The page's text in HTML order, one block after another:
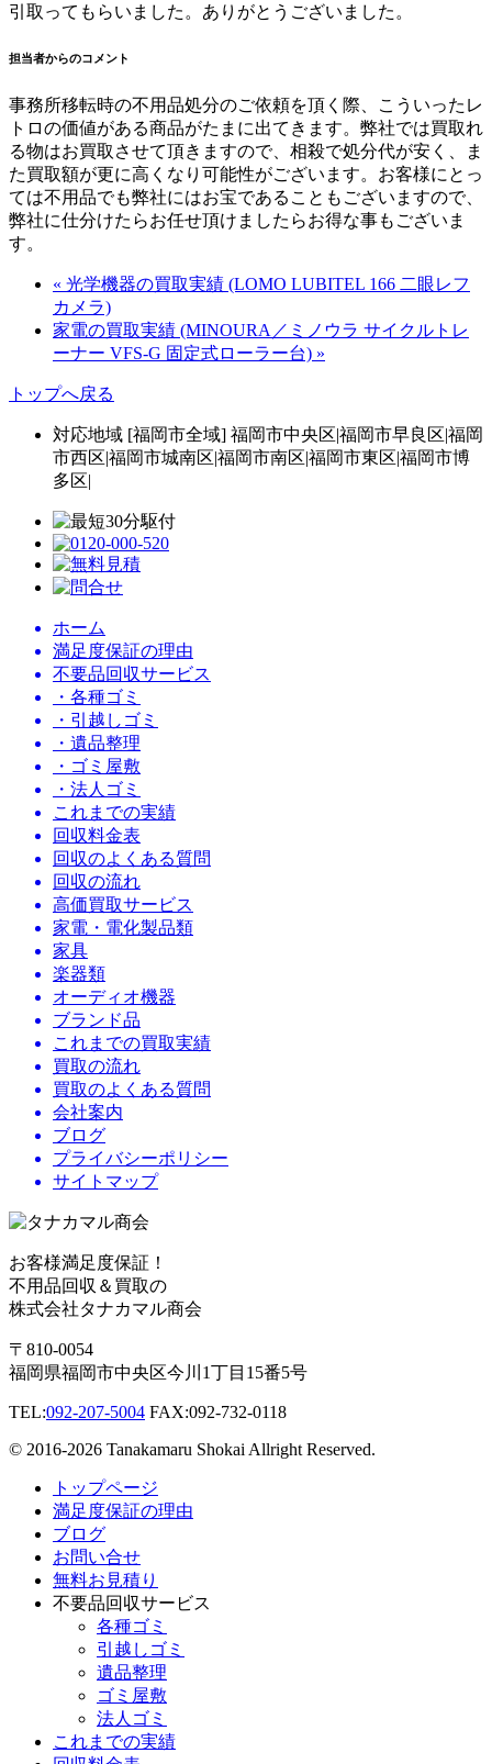
引取ってもらいました。ありがとうございました。
担当者からのコメント
事務所移転時の不用品処分のご依頼を頂く際、こういったレ
トロの価値がある商品がたまに出てきます。弊社では買取れ
る物はお買取させて頂きますので、相殺で処分代が安く、ま
た買取額が更に高くなり可能性がございます。お客様にとっ
ては不用品でも弊社にはお宝であることもございますので、
弊社に仕分けたらお任せ頂けましたらお得な事もございま
す。
« 光学機器の買取実績 (LOMO LUBITEL 166 二眼レフ
カメラ)
家電の買取実績 (MINOURA／ミノウラ サイクルトレ
ーナー VFS-G 固定式ローラー台) »
トップへ戻る
対応地域 [福岡市全域] 福岡市中央区|福岡市早良区|福岡
市西区|福岡市城南区|福岡市南区|福岡市東区|福岡市博
多区|
ホーム
満足度保証の理由
不要品回収サービス
・各種ゴミ
・引越しゴミ
・遺品整理
・ゴミ屋敷
・法人ゴミ
これまでの実績
回収料金表
回収のよくある質問
回収の流れ
高価買取サービス
家電・電化製品類
家具
楽器類
オーディオ機器
ブランド品
これまでの買取実績
買取の流れ
買取のよくある質問
会社案内
ブログ
プライバシーポリシー
サイトマップ
お客様満足度保証！
不用品回収＆買取の
株式会社タナカマル商会
〒810-0054
福岡県福岡市中央区今川1丁目15番5号
TEL:092-207-5004 FAX:092-732-0118
© 2016-2026 Tanakamaru Shokai Allright Reserved.
トップページ
満足度保証の理由
ブログ
お問い合せ
無料お見積り
不要品回収サービス
各種ゴミ
引越しゴミ
遺品整理
ゴミ屋敷
法人ゴミ
これまでの実績